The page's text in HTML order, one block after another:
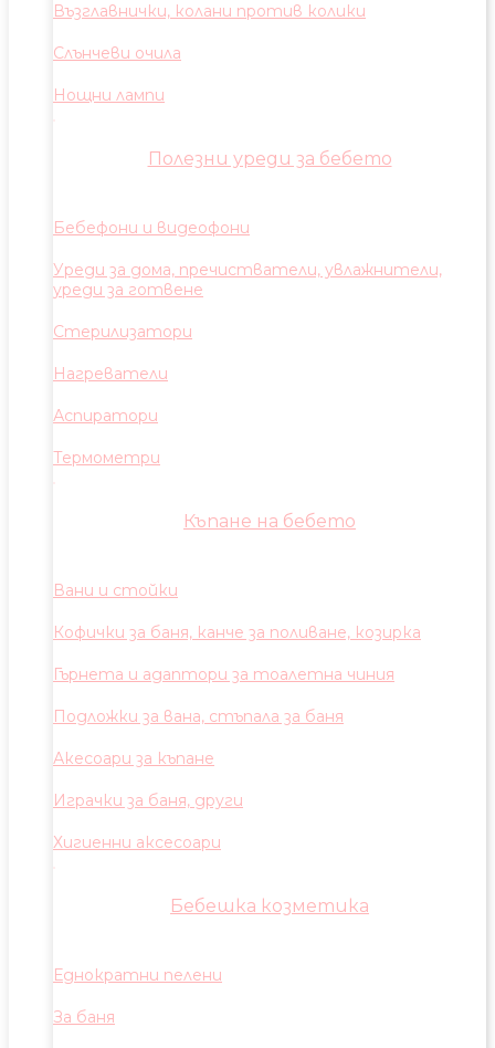
Възглавнички, колани против колики
Слънчеви очила
Нощни лампи
Полезни уреди за бебето
Бебефони и видеофони
Уреди за дома, пречистватели, увлажнители,
уреди за готвене
Стерилизатори
Нагреватели
Аспиратори
Термометри
Къпане на бебето
Вани и стойки
Кофички за баня, канче за поливане, козирка
Гърнета и адаптори за тоалетна чиния
Подложки за вана, стъпала за баня
Акесоари за къпане
Играчки за баня, други
Хигиенни аксесоари
Бебешка козметика
Еднократни пелени
За баня